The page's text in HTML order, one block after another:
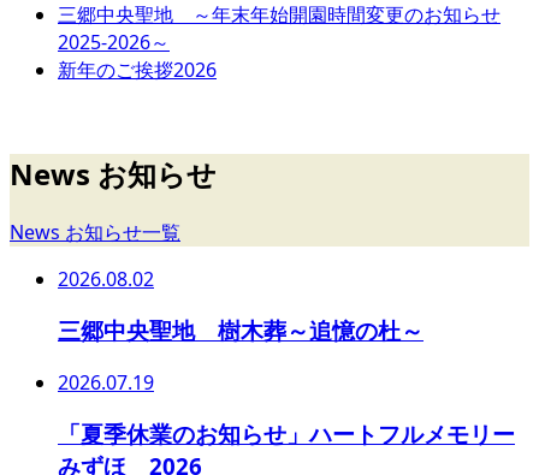
三郷中央聖地 ～年末年始開園時間変更のお知らせ
2025-2026～
新年のご挨拶2026
News お知らせ
News お知らせ一覧
2026.08.02
三郷中央聖地 樹木葬～追憶の杜～
2026.07.19
「夏季休業のお知らせ」ハートフルメモリー
みずほ 2026